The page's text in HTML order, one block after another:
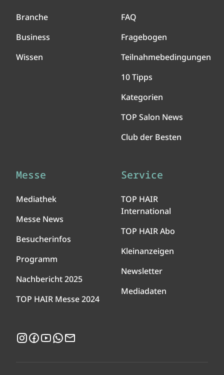
Branche
Business
Wissen
FAQ
Fragebogen
Teilnahmebedingungen
10 Tipps
Kategorien
TOP Salon News
Club der Besten
Messe
Mediathek
Messe News
Besucherinfos
Programm
Nachbericht 2025
TOP HAIR Messe 2024
Service
TOP HAIR
International
TOP HAIR Abo
Kleinanzeigen
Newsletter
Mediadaten
Instagram
Facebook
YouTubeWhatsApp